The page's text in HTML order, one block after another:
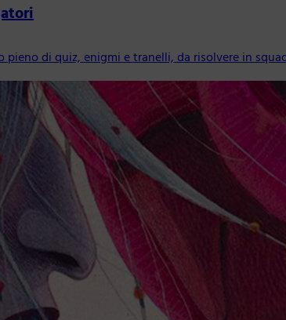
di quiz, enigmi e tranelli, da risolvere in